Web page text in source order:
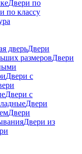
Двери по
по классу
дверьДвери
размеровДвери
Двери с
Двери с
Двери
Двери
Двери из